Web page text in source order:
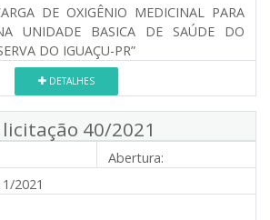
DE OXIGÊNIO MEDICINAL PARA
UNIDADE BASICA DE SAÚDE DO
DO IGUAÇU-PR”
DETALHES
40/2021
Abertura:
2021